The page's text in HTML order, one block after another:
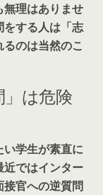
無理はありませ
する人は「志
のは当然のこ
は危険
学生が素直に
ではインター
官への逆質問